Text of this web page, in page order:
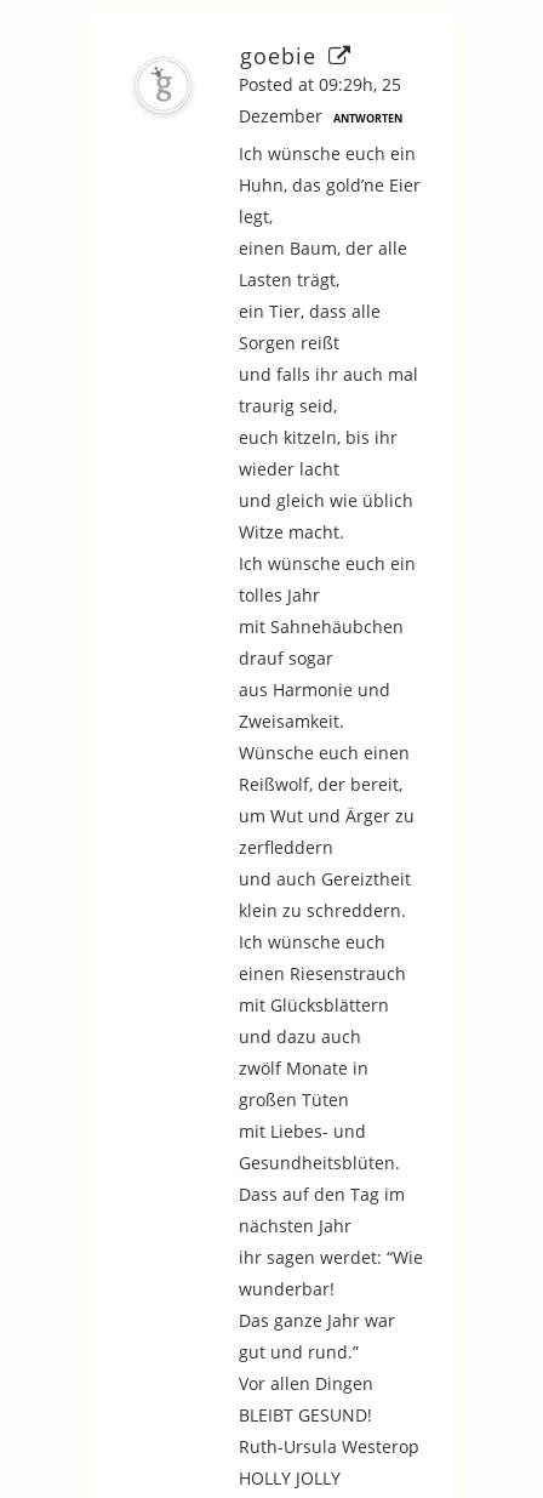
goebie
Posted at 09:29h, 25
Dezember
ANTWORTEN
Ich wünsche euch ein
Huhn, das gold’ne Eier
legt,
einen Baum, der alle
Lasten trägt,
ein Tier, dass alle
Sorgen reißt
und falls ihr auch mal
traurig seid,
euch kitzeln, bis ihr
wieder lacht
und gleich wie üblich
Witze macht.
Ich wünsche euch ein
tolles Jahr
mit Sahnehäubchen
drauf sogar
aus Harmonie und
Zweisamkeit.
Wünsche euch einen
Reißwolf, der bereit,
um Wut und Ärger zu
zerfleddern
und auch Gereiztheit
klein zu schreddern.
Ich wünsche euch
einen Riesenstrauch
mit Glücksblättern
und dazu auch
zwölf Monate in
großen Tüten
mit Liebes- und
Gesundheitsblüten.
Dass auf den Tag im
nächsten Jahr
ihr sagen werdet: “Wie
wunderbar!
Das ganze Jahr war
gut und rund.”
Vor allen Dingen
BLEIBT GESUND!
Ruth-Ursula Westerop
HOLLY JOLLY